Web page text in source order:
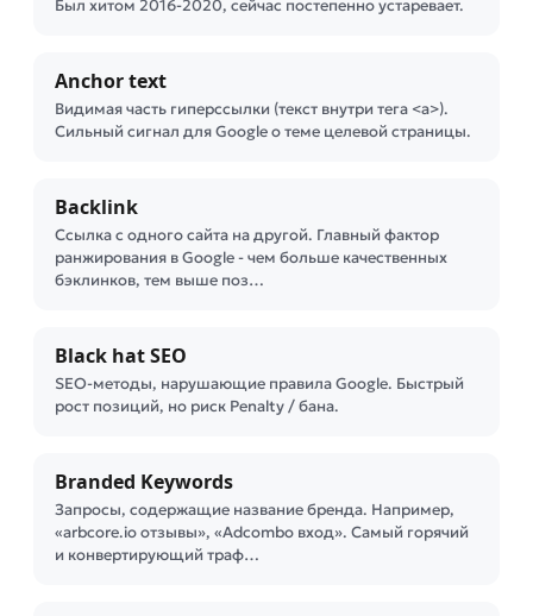
Был хитом 2016-2020, сейчас постепенно устаревает.
Anchor text
Видимая часть гиперссылки (текст внутри тега <a>).
Сильный сигнал для Google о теме целевой страницы.
Backlink
Ссылка с одного сайта на другой. Главный фактор
ранжирования в Google - чем больше качественных
бэклинков, тем выше поз…
Black hat SEO
SEO-методы, нарушающие правила Google. Быстрый
рост позиций, но риск Penalty / банa.
Branded Keywords
Запросы, содержащие название бренда. Например,
«arbcore.io отзывы», «Adcombo вход». Самый горячий
и конвертирующий траф…